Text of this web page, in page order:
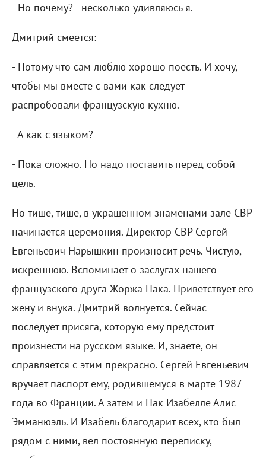
- Но почему? - несколько удивляюсь я.
Дмитрий смеется:
- Потому что сам люблю хорошо поесть. И хочу,
чтобы мы вместе с вами как следует
распробовали французскую кухню.
- А как с языком?
- Пока сложно. Но надо поставить перед собой
цель.
Но тише, тише, в украшенном знаменами зале СВР
начинается церемония. Директор СВР Сергей
Евгеньевич Нарышкин произносит речь. Чистую,
искреннюю. Вспоминает о заслугах нашего
французского друга Жоржа Пака. Приветствует его
жену и внука. Дмитрий волнуется. Сейчас
последует присяга, которую ему предстоит
произнести на русском языке. И, знаете, он
справляется с этим прекрасно. Сергей Евгеньевич
вручает паспорт ему, родившемуся в марте 1987
года во Франции. А затем и Пак Изабелле Алис
Эмманюэль. И Изабель благодарит всех, кто был
рядом с ними, вел постоянную переписку,